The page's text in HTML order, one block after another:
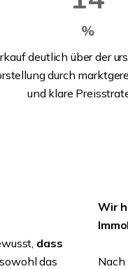
%
deutlich über der
durch
und klare
dass
das
Wir
Nach